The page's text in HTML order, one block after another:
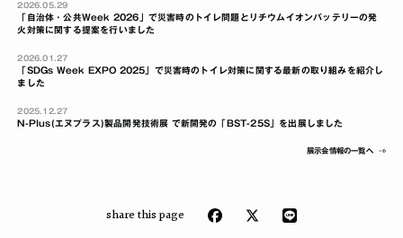
2026.05.29
「自治体・公共Week 2026」で災害時のトイレ問題とリチウムイオンバッテリーの発
火対策に関する提案を行いました
2026.01.27
「SDGs Week EXPO 2025」で災害時のトイレ対策に関する最新の取り組みを紹介し
ました
2025.12.27
N-Plus(エヌプラス)製品開発技術展 で新開発の「BST-25S」を出展しました
展示会情報の一覧へ
share this page